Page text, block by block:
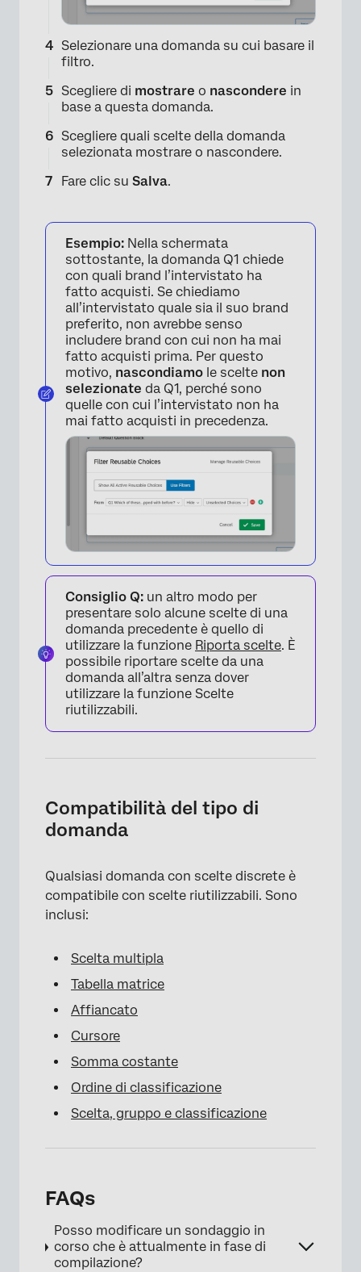
×
×
Selezionare una domanda su cui basare il
filtro.
Scegliere di mostrare o nascondere in
base a questa domanda.
Scegliere quali scelte della domanda
selezionata mostrare o nascondere.
Fare clic su Salva.
Esempio: Nella schermata
sottostante, la domanda Q1 chiede
con quali brand l’intervistato ha
fatto acquisti. Se chiediamo
all’intervistato quale sia il suo brand
preferito, non avrebbe senso
includere brand con cui non ha mai
fatto acquisti prima. Per questo
motivo, nascondiamo le scelte non
selezionate da Q1, perché sono
quelle con cui l’intervistato non ha
mai fatto acquisti in precedenza.
×
Consiglio Q: un altro modo per
presentare solo alcune scelte di una
domanda precedente è quello di
utilizzare la funzione Riporta scelte. È
possibile riportare scelte da una
domanda all’altra senza dover
utilizzare la funzione Scelte
riutilizzabili.
Compatibilità del tipo di
domanda
Qualsiasi domanda con scelte discrete è
compatibile con scelte riutilizzabili. Sono
inclusi:
Scelta multipla
Tabella matrice
Affiancato
Cursore
Somma costante
Ordine di classificazione
Scelta, gruppo e classificazione
FAQs
Posso modificare un sondaggio in
corso che è attualmente in fase di
compilazione?